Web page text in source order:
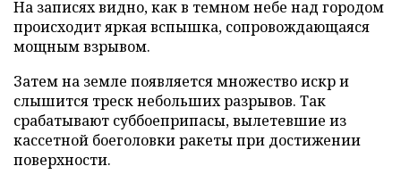
На записях видно, как в темном небе над городом
происходит яркая вспышка, сопровождающаяся
мощным взрывом.
Затем на земле появляется множество искр и
слышится треск небольших разрывов. Так
срабатывают суббоеприпасы, вылетевшие из
кассетной боеголовки ракеты при достижении
поверхности.